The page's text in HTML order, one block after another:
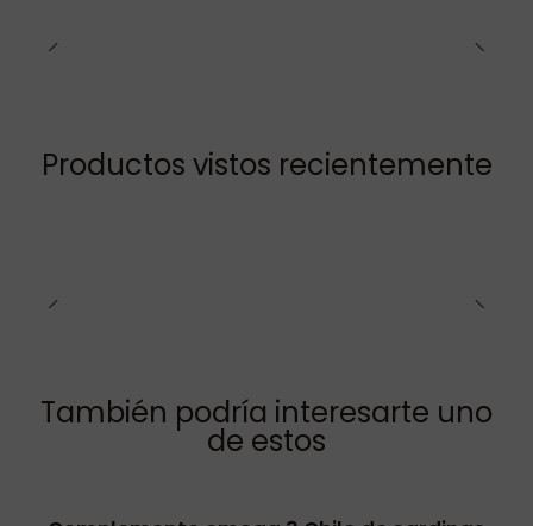
Productos vistos recientemente
También podría interesarte uno
de estos